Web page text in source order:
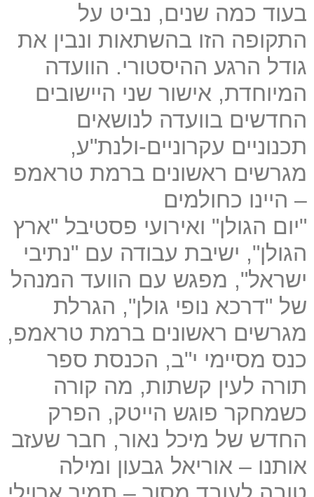
בעוד כמה שנים, נביט על
התקופה הזו בהשתאות ונבין את
גודל הרגע ההיסטורי. הוועדה
המיוחדת, אישור שני היישובים
החדשים בוועדה לנושאים
תכנוניים עקרוניים-ולנת"ע,
מגרשים ראשונים ברמת טראמפ
– היינו כחולמים
"יום הגולן" ואירועי פסטיבל "ארץ
הגולן", ישיבת עבודה עם "נתיבי
ישראל", מפגש עם הוועד המנהל
של "דרכא נופי גולן", הגרלת
מגרשים ראשונים ברמת טראמפ,
כנס מסיימי י"ב, הכנסת ספר
תורה לעין קשתות, מה קורה
כשמחקר פוגש הייטק, הפרק
החדש של מיכל נאור, חבר שעזב
אותנו – אוריאל גבעון ומילה